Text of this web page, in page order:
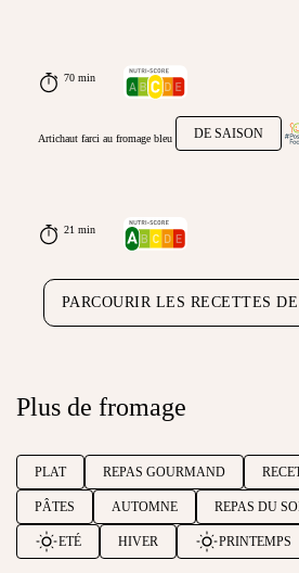
70 min
DE SAISON
Artichaut farci au fromage bleu
21 min
PARCOURIR LES RECETTES
Plus de fromage
PLAT REPAS GOURMAND
PÂTES AUTOMNE REPAS DU
ETÉ HIVER PRINTEMPS